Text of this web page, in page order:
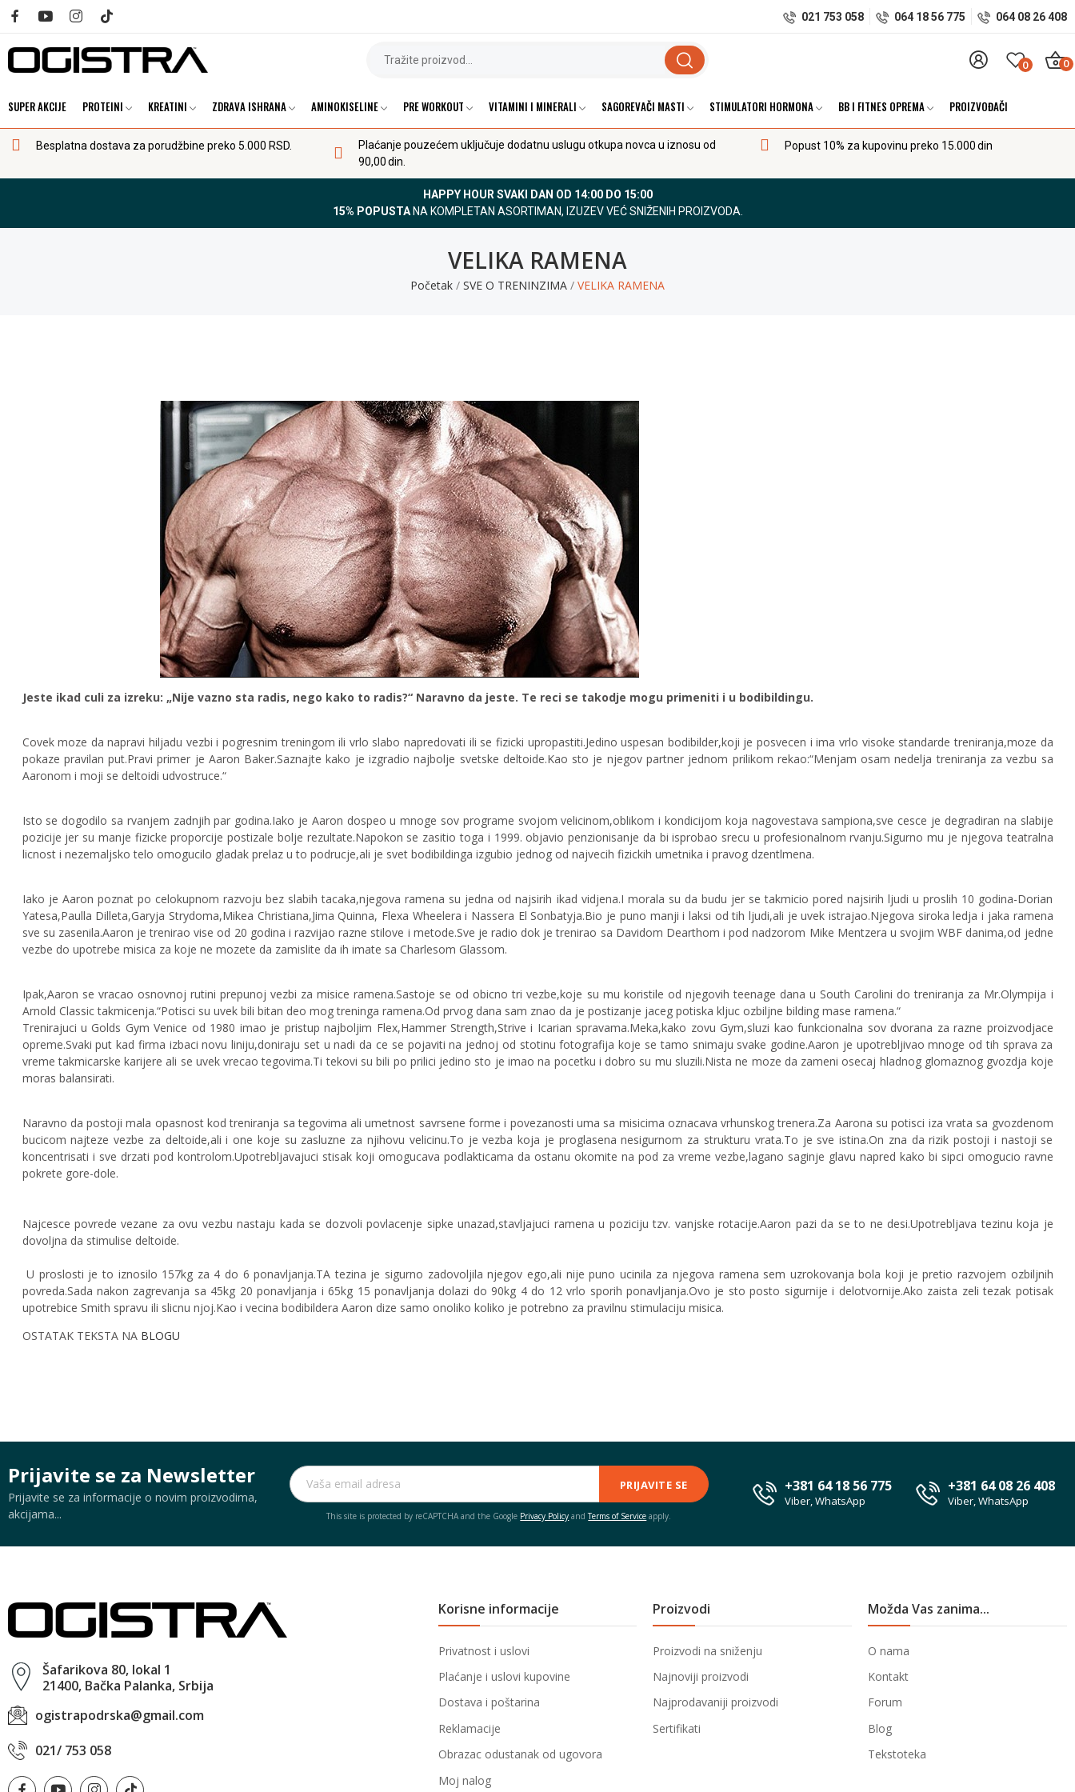
021 753 058 064 18 56 775 064 08 26 408
0 0
SUPER AKCIJE PROTEINI KREATINI ZDRAVA ISHRANA AMINOKISELINE PRE WORKOUT VITAMINI I MINERALI SAGOREVAČI MASTI STIMULATORI HORMONA BB I FITNES OPREMA PROIZVOĐAČI
Besplatna dostava za porudžbine preko 5.000 RSD.
Plaćanje pouzećem uključuje dodatnu uslugu otkupa novca u iznosu od
90,00 din.
Popust 10% za kupovinu preko 15.000 din
HAPPY HOUR SVAKI DAN OD 14:00 DO 15:00
15% POPUSTANA KOMPLETAN ASORTIMAN, IZUZEV VEĆ SNIŽENIH PROIZVODA.
VELIKA RAMENA
Početak SVE O TRENINZIMA VELIKA RAMENA
Jeste ikad culi za izreku: „Nije vazno sta radis, nego kako to radis?“ Naravno da jeste. Te reci se takodje mogu primeniti i u bodibildingu.
Covek moze da napravi hiljadu vezbi i pogresnim treningom ili vrlo slabo napredovati ili se fizicki upropastiti.Jedino uspesan bodibilder,koji je posvecen i ima vrlo visoke standarde treniranja,moze da
pokaze pravilan put.Pravi primer je Aaron Baker.Saznajte kako je izgradio najbolje svetske deltoide.Kao sto je njegov partner jednom prilikom rekao:“Menjam osam nedelja treniranja za vezbu sa
Aaronom i moji se deltoidi udvostruce.“
Isto se dogodilo sa rvanjem zadnjih par godina.Iako je Aaron dospeo u mnoge sov programe svojom velicinom,oblikom i kondicijom koja nagovestava sampiona,sve cesce je degradiran na slabije
pozicije jer su manje fizicke proporcije postizale bolje rezultate.Napokon se zasitio toga i 1999. objavio penzionisanje da bi isprobao srecu u profesionalnom rvanju.Sigurno mu je njegova teatralna
licnost i nezemaljsko telo omogucilo gladak prelaz u to podrucje,ali je svet bodibildinga izgubio jednog od najvecih fizickih umetnika i pravog dzentlmena.
Iako je Aaron poznat po celokupnom razvoju bez slabih tacaka,njegova ramena su jedna od najsirih ikad vidjena.I morala su da budu jer se takmicio pored najsirih ljudi u proslih 10 godina-Dorian
Yatesa,Paulla Dilleta,Garyja Strydoma,Mikea Christiana,Jima Quinna, Flexa Wheelera i Nassera El Sonbatyja.Bio je puno manji i laksi od tih ljudi,ali je uvek istrajao.Njegova siroka ledja i jaka ramena
sve su zasenila.Aaron je trenirao vise od 20 godina i razvijao razne stilove i metode.Sve je radio dok je trenirao sa Davidom Dearthom i pod nadzorom Mike Mentzera u svojim WBF danima,od jedne
vezbe do upotrebe misica za koje ne mozete da zamislite da ih imate sa Charlesom Glassom.
Ipak,Aaron se vracao osnovnoj rutini prepunoj vezbi za misice ramena.Sastoje se od obicno tri vezbe,koje su mu koristile od njegovih teenage dana u South Carolini do treniranja za Mr.Olympija i
Arnold Classic takmicenja.“Potisci su uvek bili bitan deo mog treninga ramena.Od prvog dana sam znao da je postizanje jaceg potiska kljuc ozbiljne bilding mase ramena.“
Trenirajuci u Golds Gym Venice od 1980 imao je pristup najboljim Flex,Hammer Strength,Strive i Icarian spravama.Meka,kako zovu Gym,sluzi kao funkcionalna sov dvorana za razne proizvodjace
opreme.Svaki put kad firma izbaci novu liniju,doniraju set u nadi da ce se pojaviti na jednoj od stotinu fotografija koje se tamo snimaju svake godine.Aaron je upotrebljivao mnoge od tih sprava za
vreme takmicarske karijere ali se uvek vrecao tegovima.Ti tekovi su bili po prilici jedino sto je imao na pocetku i dobro su mu sluzili.Nista ne moze da zameni osecaj hladnog glomaznog gvozdja koje
moras balansirati.
Naravno da postoji mala opasnost kod treniranja sa tegovima ali umetnost savrsene forme i povezanosti uma sa misicima oznacava vrhunskog trenera.Za Aarona su potisci iza vrata sa gvozdenom
bucicom najteze vezbe za deltoide,ali i one koje su zasluzne za njihovu velicinu.To je vezba koja je proglasena nesigurnom za strukturu vrata.To je sve istina.On zna da rizik postoji i nastoji se
koncentrisati i sve drzati pod kontrolom.Upotrebljavajuci stisak koji omogucava podlakticama da ostanu okomite na pod za vreme vezbe,lagano saginje glavu napred kako bi sipci omogucio ravne
pokrete gore-dole.
Najcesce povrede vezane za ovu vezbu nastaju kada se dozvoli povlacenje sipke unazad,stavljajuci ramena u poziciju tzv. vanjske rotacije.Aaron pazi da se to ne desi.Upotrebljava tezinu koja je
dovoljna da stimulise deltoide.
U proslosti je to iznosilo 157kg za 4 do 6 ponavljanja.TA tezina je sigurno zadovoljila njegov ego,ali nije puno ucinila za njegova ramena sem uzrokovanja bola koji je pretio razvojem ozbiljnih
povreda.Sada nakon zagrevanja sa 45kg 20 ponavljanja i 65kg 15 ponavljanja dolazi do 90kg 4 do 12 vrlo sporih ponavljanja.Ovo je sto posto sigurnije i delotvornije.Ako zaista zeli tezak potisak
upotrebice Smith spravu ili slicnu njoj.Kao i vecina bodibildera Aaron dize samo onoliko koliko je potrebno za pravilnu stimulaciju misica.
OSTATAK TEKSTA NA BLOGU
Prijavite se za Newsletter
Prijavite se za informacije o novim proizvodima,
akcijama...
PRIJAVITE SE
This site is protected by reCAPTCHA and the Google Privacy Policy andTerms of Service apply.
+381 64 18 56 775
Viber, WhatsApp
+381 64 08 26 408
Viber, WhatsApp
Šafarikova 80, lokal 1
21400, Bačka Palanka, Srbija
ogistrapodrska@gmail.com
021/ 753 058
Korisne informacije
Privatnost i uslovi
Plaćanje i uslovi kupovine
Dostava i poštarina
Reklamacije
Obrazac odustanak od ugovora
Moj nalog
Proizvodi
Proizvodi na sniženju
Najnoviji proizvodi
Najprodavaniji proizvodi
Sertifikati
Možda Vas zanima...
O nama
Kontakt
Forum
Blog
Tekstoteka